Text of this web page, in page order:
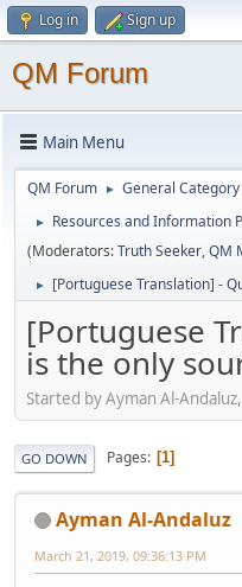
Log in Sign up
QM Forum
Main Menu
QM Forum ► General Category
►
Resources and Information
(Moderators:Truth Seeker,QM
► [Portuguese Translation] -
[Portuguese
is the only
Started by Ayman Al-
GO DOWN Pages 1
Ayman Al-Andaluz
March 21, 2019, 09:36:13 PM